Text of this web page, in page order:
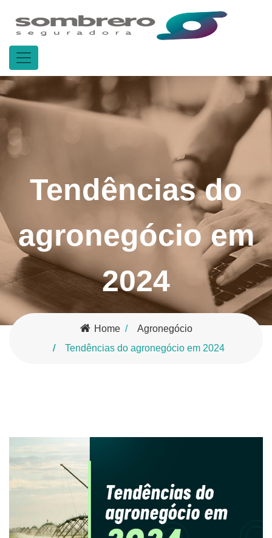
Tendências do
agronegócio em
2024
Home
Agronegócio
Tendências do agronegócio em 2024